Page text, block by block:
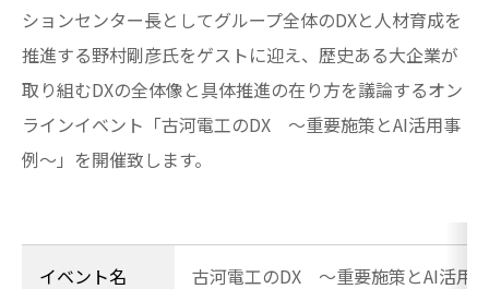
ションセンター長としてグループ全体のDXと人材育成を
推進する野村剛彦氏をゲストに迎え、歴史ある大企業が
取り組むDXの全体像と具体推進の在り方を議論するオン
ラインイベント「古河電工のDX ～重要施策とAI活用事
例～」を開催致します。
イベント名 古河電工のDX ～重要施策とAI活用